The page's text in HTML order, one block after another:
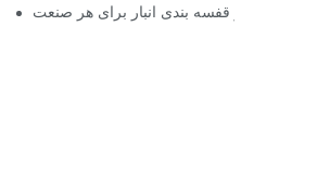
موثر قفسه بندی انبار برای هر صنعت